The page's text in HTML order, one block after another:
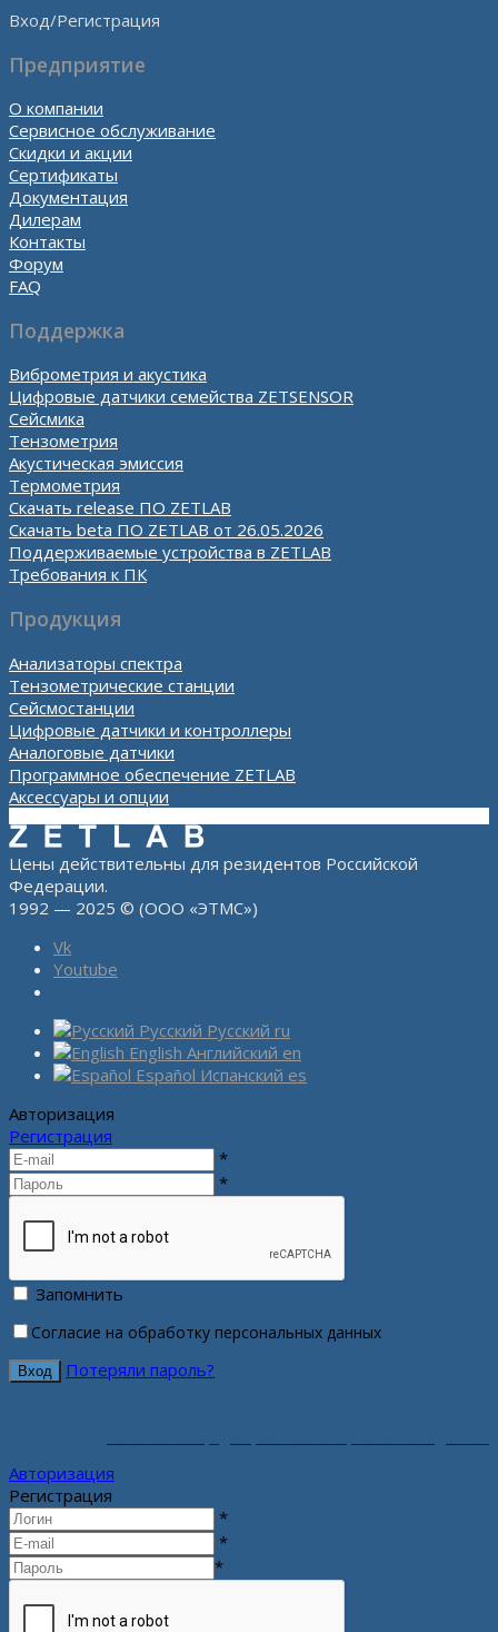
Вход/Регистрация
Предприятие
О компании
Сервисное обслуживание
Скидки и акции
Сертификаты
Документация
Дилерам
Контакты
Форум
FAQ
Поддержка
Виброметрия и акустика
Цифровые датчики семейства ZETSENSOR
Сейсмика
Тензометрия
Акустическая эмиссия
Термометрия
Скачать release ПО ZETLAB
Скачать beta ПО ZETLAB от 26.05.2026
Поддерживаемые устройства в ZETLAB
Требования к ПК
Продукция
Анализаторы спектра
Тензометрические станции
Сейсмостанции
Цифровые датчики и контроллеры
Аналоговые датчики
Программное обеспечение ZETLAB
Аксессуары и опции
Цены действительны для резидентов Российской
Федерации.
1992 — 2025 © (ООО «ЭТМС»)
Vk
Youtube
Русский Русский ru
English Английский en
Español Испанский es
Авторизация
Регистрация
*
*
Запомнить
Согласие на обработку персональных данных
Потеряли пароль?
Авторизация
Регистрация
*
*
*